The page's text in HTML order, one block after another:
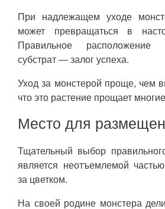
При надлежащем уходе
может превращаться в
Правильное расположение
субстрат — залог успеха.
Уход за монстерой проще, чем
что это растение прощает
Место для
Тщательный выбор
является неотъемлемой
за цветком.
На своей родине монстера